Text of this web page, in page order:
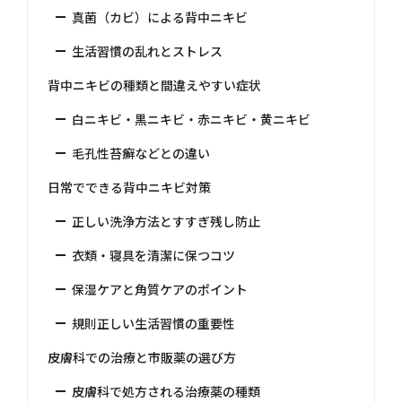
真菌（カビ）による背中ニキビ
生活習慣の乱れとストレス
背中ニキビの種類と間違えやすい症状
白ニキビ・黒ニキビ・赤ニキビ・黄ニキビ
毛孔性苔癬などとの違い
日常でできる背中ニキビ対策
正しい洗浄方法とすすぎ残し防止
衣類・寝具を清潔に保つコツ
保湿ケアと角質ケアのポイント
規則正しい生活習慣の重要性
皮膚科での治療と市販薬の選び方
皮膚科で処方される治療薬の種類